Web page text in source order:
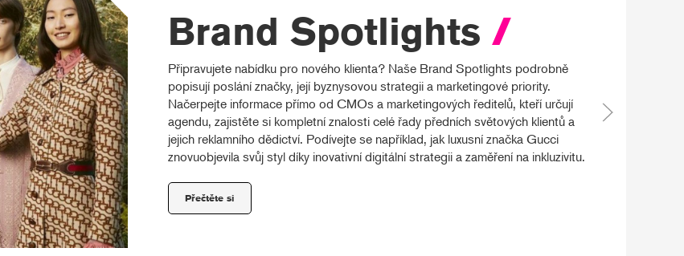
Brand Spotlights /
Připravujete nabídku pro nového klienta? Naše Brand Spotlights podrobně
popisují poslání značky, její byznysovou strategii a marketingové priority.
Načerpejte informace přímo od CMOs a marketingových ředitelů, kteří určují
agendu, zajistěte si kompletní znalosti celé řady předních světových klientů a
jejich reklamního dědictví. Podívejte se například, jak luxusní značka Gucci
znovuobjevila svůj styl díky inovativní digitální strategii a zaměření na inkluzivitu.
Přečtěte si